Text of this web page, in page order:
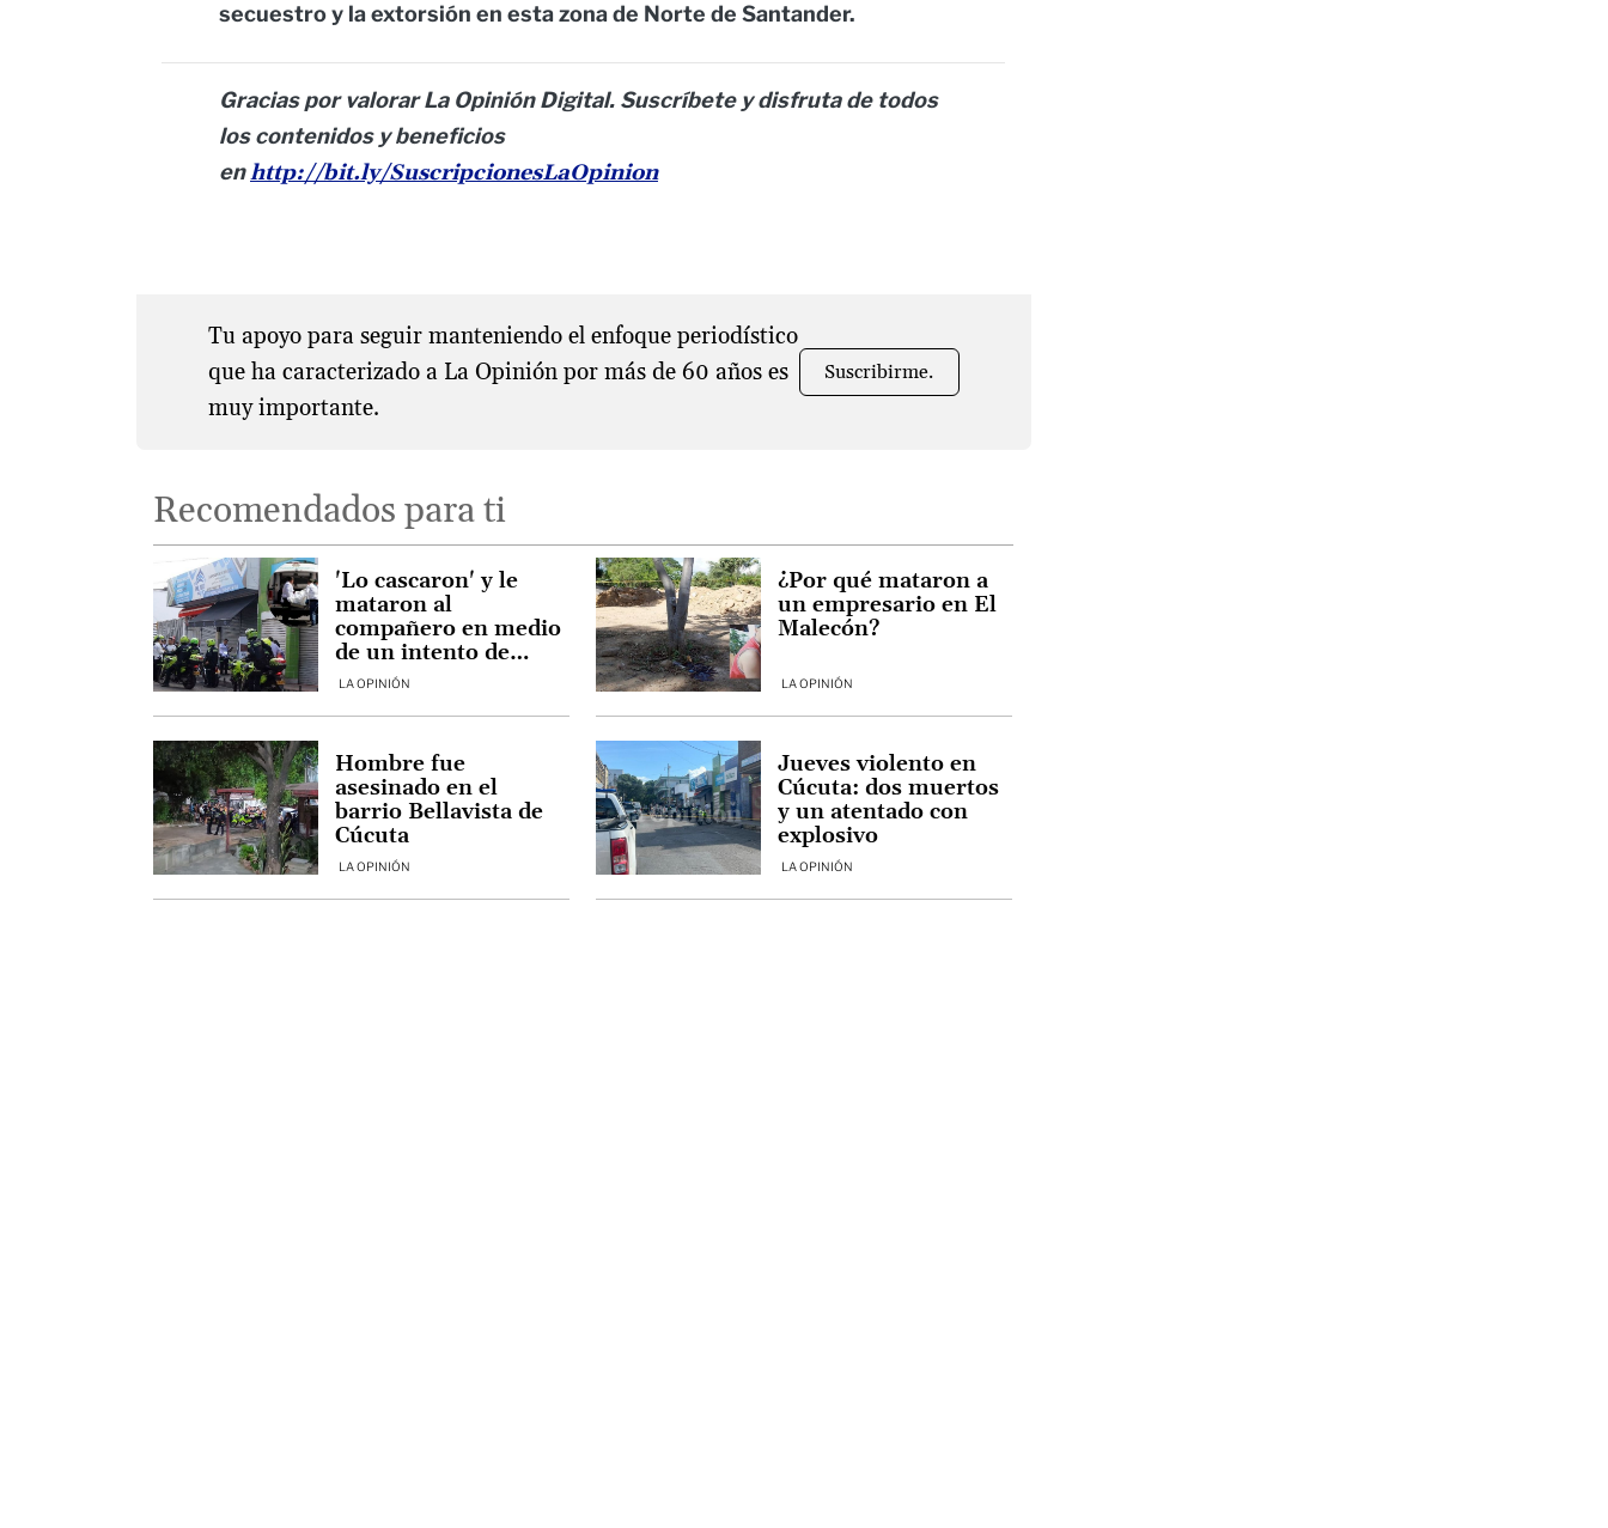
secuestro y la extorsión en esta zona de Norte de Santander.
Gracias por valorar La Opinión Digital. Suscríbete y disfruta de todos
los contenidos y beneficios
enhttp://bit.ly/SuscripcionesLaOpinion
Tu apoyo para seguir manteniendo el enfoque periodístico
que ha caracterizado a La Opinión por más de 60 años es
muy importante.
Suscribirme.
Recomendados para ti
LA OPINIÓN
'Lo cascaron' y le
mataron al
compañero en medio
de un intento de
robo en Cúcuta
LA OPINIÓN
¿Por qué mataron a
un empresario en El
Malecón?
LA OPINIÓN
Hombre fue
asesinado en el
barrio Bellavista de
Cúcuta
LA OPINIÓN
Jueves violento en
Cúcuta: dos muertos
y un atentado con
explosivo